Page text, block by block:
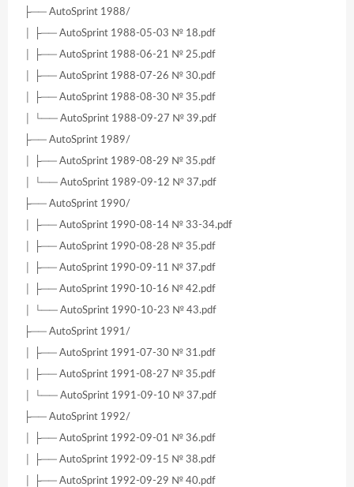
├── AutoSprint 1988/
│ ├── AutoSprint 1988-05-03 № 18.pdf
│ ├── AutoSprint 1988-06-21 № 25.pdf
│ ├── AutoSprint 1988-07-26 № 30.pdf
│ ├── AutoSprint 1988-08-30 № 35.pdf
│ └── AutoSprint 1988-09-27 № 39.pdf
├── AutoSprint 1989/
│ ├── AutoSprint 1989-08-29 № 35.pdf
│ └── AutoSprint 1989-09-12 № 37.pdf
├── AutoSprint 1990/
│ ├── AutoSprint 1990-08-14 № 33-34.pdf
│ ├── AutoSprint 1990-08-28 № 35.pdf
│ ├── AutoSprint 1990-09-11 № 37.pdf
│ ├── AutoSprint 1990-10-16 № 42.pdf
│ └── AutoSprint 1990-10-23 № 43.pdf
├── AutoSprint 1991/
│ ├── AutoSprint 1991-07-30 № 31.pdf
│ ├── AutoSprint 1991-08-27 № 35.pdf
│ └── AutoSprint 1991-09-10 № 37.pdf
├── AutoSprint 1992/
│ ├── AutoSprint 1992-09-01 № 36.pdf
│ ├── AutoSprint 1992-09-15 № 38.pdf
│ ├── AutoSprint 1992-09-29 № 40.pdf